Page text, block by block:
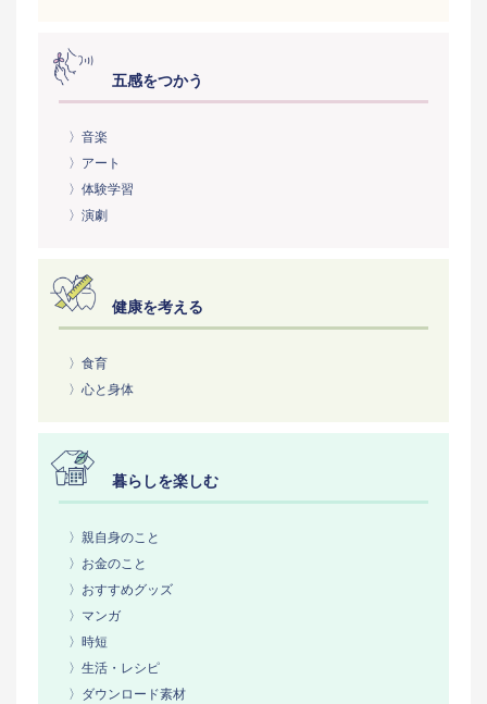
五感をつかう
〉音楽
〉アート
〉体験学習
〉演劇
健康を考える
〉食育
〉心と身体
暮らしを楽しむ
〉親自身のこと
〉お金のこと
〉おすすめグッズ
〉マンガ
〉時短
〉生活・レシピ
〉ダウンロード素材